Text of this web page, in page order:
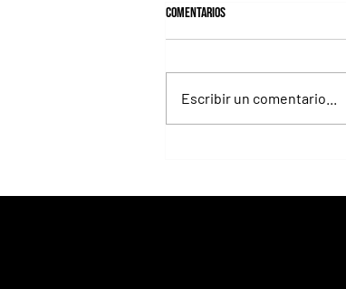
Comentarios
Escribir un comentario...